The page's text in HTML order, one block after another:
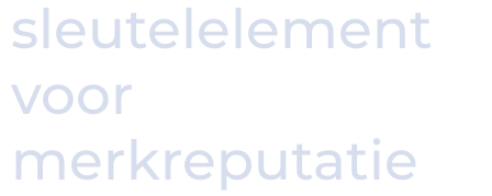
sleutelelement
voor
merkreputatie